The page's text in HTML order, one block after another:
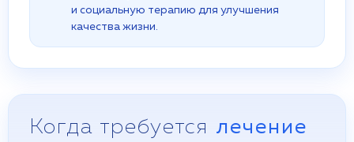
и социальную терапию для улучшения
качества жизни.
Когда требуется лечение